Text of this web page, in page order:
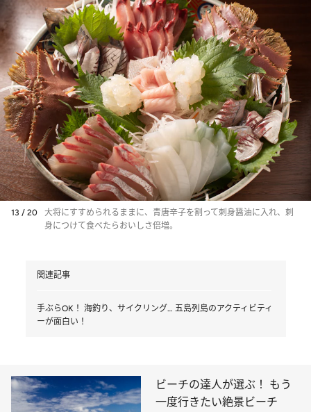
13 / 20
大将にすすめられるままに、青唐辛子を割って刺身醤油に入れ、刺
身につけて食べたらおいしさ倍増。
関連記事
手ぶらOK！ 海釣り、サイクリング… 五島列島のアクティビティ
ーが面白い！
ビーチの達人が選ぶ！ もう
一度行きたい絶景ビーチ